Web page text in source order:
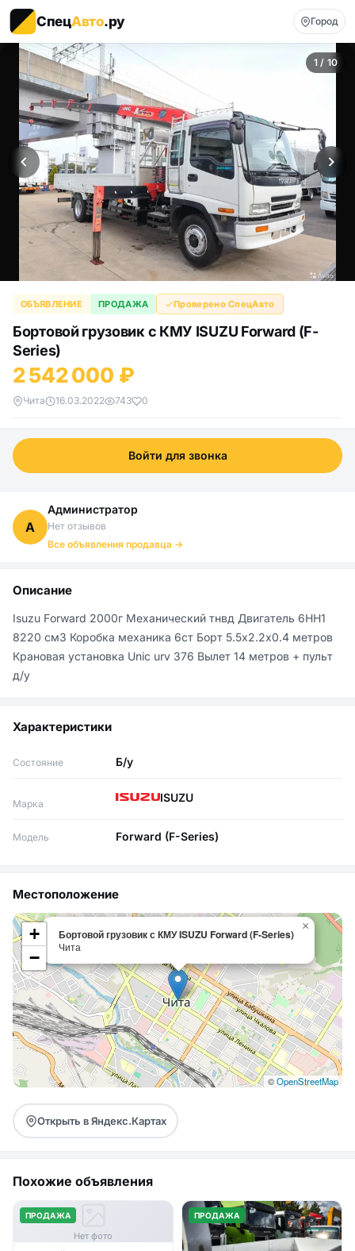
СпецАвто.ру Город
1 / 10
ОБЪЯВЛЕНИЕ ПРОДАЖА Проверено СпецАвто
Бортовой грузовик с КМУ ISUZU Forward (F-
Series)
2 542 000 ₽
Чита 16.03.2022 743 0
Войти для звонка
А
Администратор
Нет отзывов
Все объявления продавца →
Описание
Isuzu Fоrwаrd 2000г Механический тнвд Двигатель 6НН1
8220 см3 Коробка механика 6ст Борт 5.5х2.2х0.4 метров
Крановая установка Uniс urv 376 Вылет 14 метров + пульт
д/у
Характеристики
Состояние Б/у
Марка ISUZU
Модель Forward (F-Series)
Местоположение
Бортовой грузовик с КМУ ISUZU Forward (F-Series)
Чита
×
+
−
©OpenStreetMap
Открыть в Яндекс.Картах
Похожие объявления
ПРОДАЖА
Нет фото
ПРОДАЖА